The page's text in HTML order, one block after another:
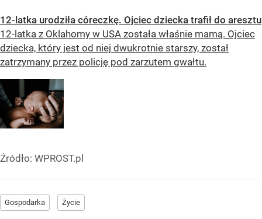
12-latka urodziła córeczkę. Ojciec dziecka trafił do aresztu
12-latka z Oklahomy w USA została właśnie mamą. Ojciec
dziecka, który jest od niej dwukrotnie starszy, został
zatrzymany przez policję pod zarzutem gwałtu.
Źródło: WPROST.pl
Gospodarka Życie